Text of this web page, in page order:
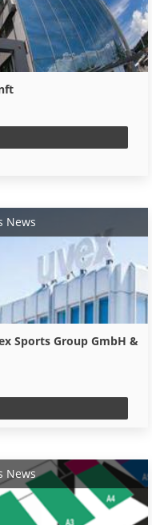
News
Sports Group GmbH &
News